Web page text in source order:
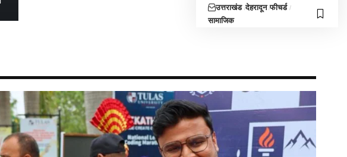
उत्तराखंड देहरादून फीचर्ड
सामाजिक